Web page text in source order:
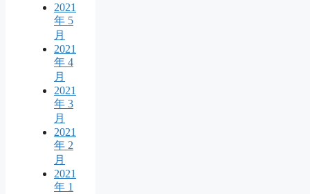
2021
年 5
月
2021
年 4
月
2021
年 3
月
2021
年 2
月
2021
年 1